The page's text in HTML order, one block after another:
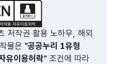
저작권 활용 노하우, 해외
물은 "공공누리 1유형
유이용허락"조건에 따라